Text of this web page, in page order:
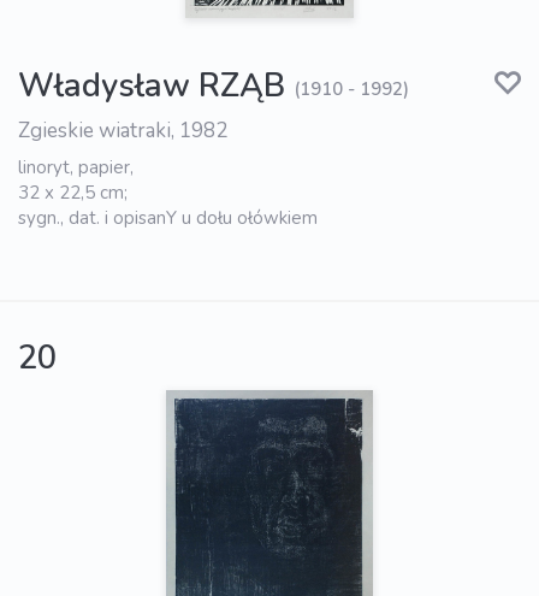
Władysław RZĄB (1910 - 1992)
Zgieskie wiatraki, 1982
linoryt, papier,
32 x 22,5 cm;
sygn., dat. i opisanY u dołu ołówkiem
20